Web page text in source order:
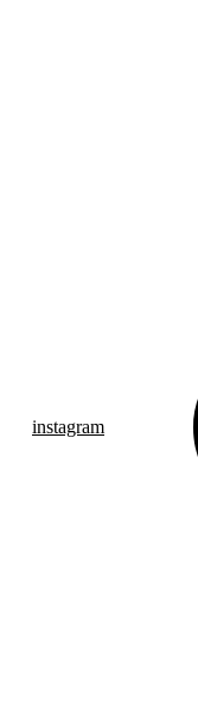
instagram